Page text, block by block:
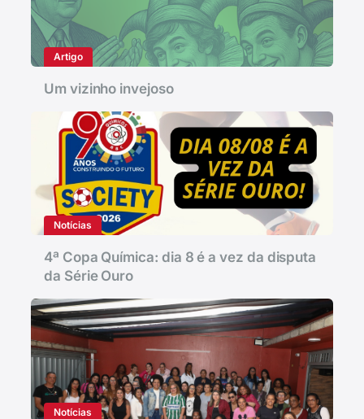
Artigo
Um vizinho invejoso
Notícias
4ª Copa Química: dia 8 é a vez da disputa
da Série Ouro
Notícias